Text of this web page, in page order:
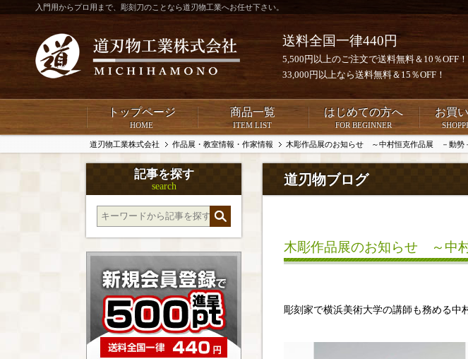
入門用からプロ用まで、彫刻刀のことなら道刃物工業へお任せ下さい。
送料全国一律440円
5,500円以上のご注文で送料無料＆10％OFF！
33,000円以上なら送料無料＆15％OFF！
トップページ
HOME
商品一覧
ITEM LIST
はじめての方へ
FOR BEGINNER
お買
道刃物工業株式会社 作品展・教室情報・作家情報 木彫作品展のお知らせ ～中村恒克作品展 －動勢
道刃物ブログ
木彫作品展のお知らせ ～中
彫刻家で横浜美術大学の講師も務める中
記事を探す
search